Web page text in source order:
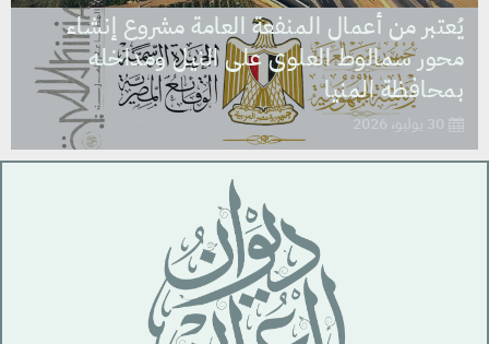
يُعتبر من أعمال المنفعة العامة مشروع إنشاء
محور سمالوط العلوى على النيل ومداخله
بمحافظة المنيا
30 يوليو، 2026